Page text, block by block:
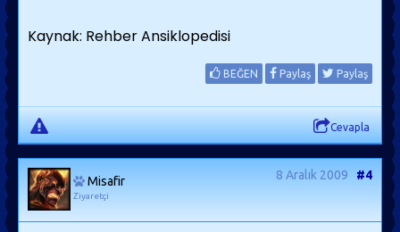
Kaynak: Rehber Ansiklopedisi
BEĞEN Paylaş Paylaş
Cevapla
Misafir
Ziyaretçi
8 Aralık 2009 #4